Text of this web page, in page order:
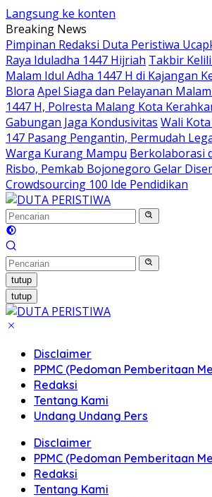
Langsung ke konten
Breaking News
Pimpinan Redaksi Duta Peristiwa
Raya Iduladha 1447 Hijriah Takbir
Malam Idul Adha 1447 H di Kajangan
Blora Apel Siaga dan Pelayanan
1447 H, Polresta Malang Kota
Gabungan Jaga Kondusivitas Wali
147 Pasang Pengantin, Permudah
Warga Kurang Mampu Berkolaborasi
Risbo, Pemkab Bojonegoro Gelar
Crowdsourcing 100 Ide Pendidikan
tutup
tutup
Disclaimer
PPMC (Pedoman Pemberitaan
Redaksi
Tentang Kami
Undang Undang Pers
Disclaimer
PPMC (Pedoman Pemberitaan
Redaksi
Tentang Kami